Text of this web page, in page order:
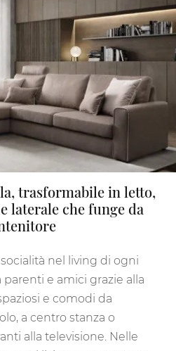
trasformabile in letto,
laterale che funge da
nel living di ogni
e amici grazie alla
e comodi da
a centro stanza o
alla televisione. Nelle